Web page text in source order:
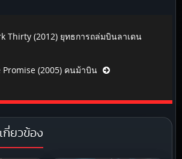
Thirty (2012) ยุทธการถล่มบินลาเดน
Promise (2005) คนม้าบิน
กี่ยวข้อง